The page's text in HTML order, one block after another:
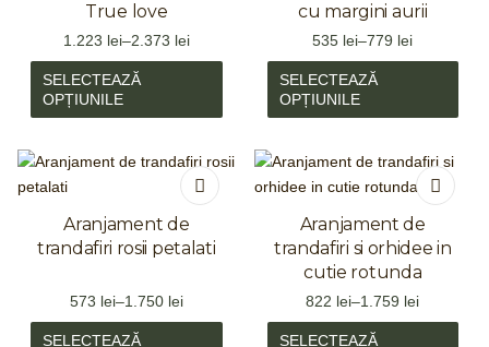
True love
1.223 lei–2.373 lei
SELECTEAZĂ
OPȚIUNILE
cu margini aurii
535 lei–779 lei
SELECTEAZĂ
OPȚIUNILE
Aranjament de
trandafiri rosii petalati
573 lei–1.750 lei
SELECTEAZĂ
Aranjament de
trandafiri si orhidee in
cutie rotunda
822 lei–1.759 lei
SELECTEAZĂ